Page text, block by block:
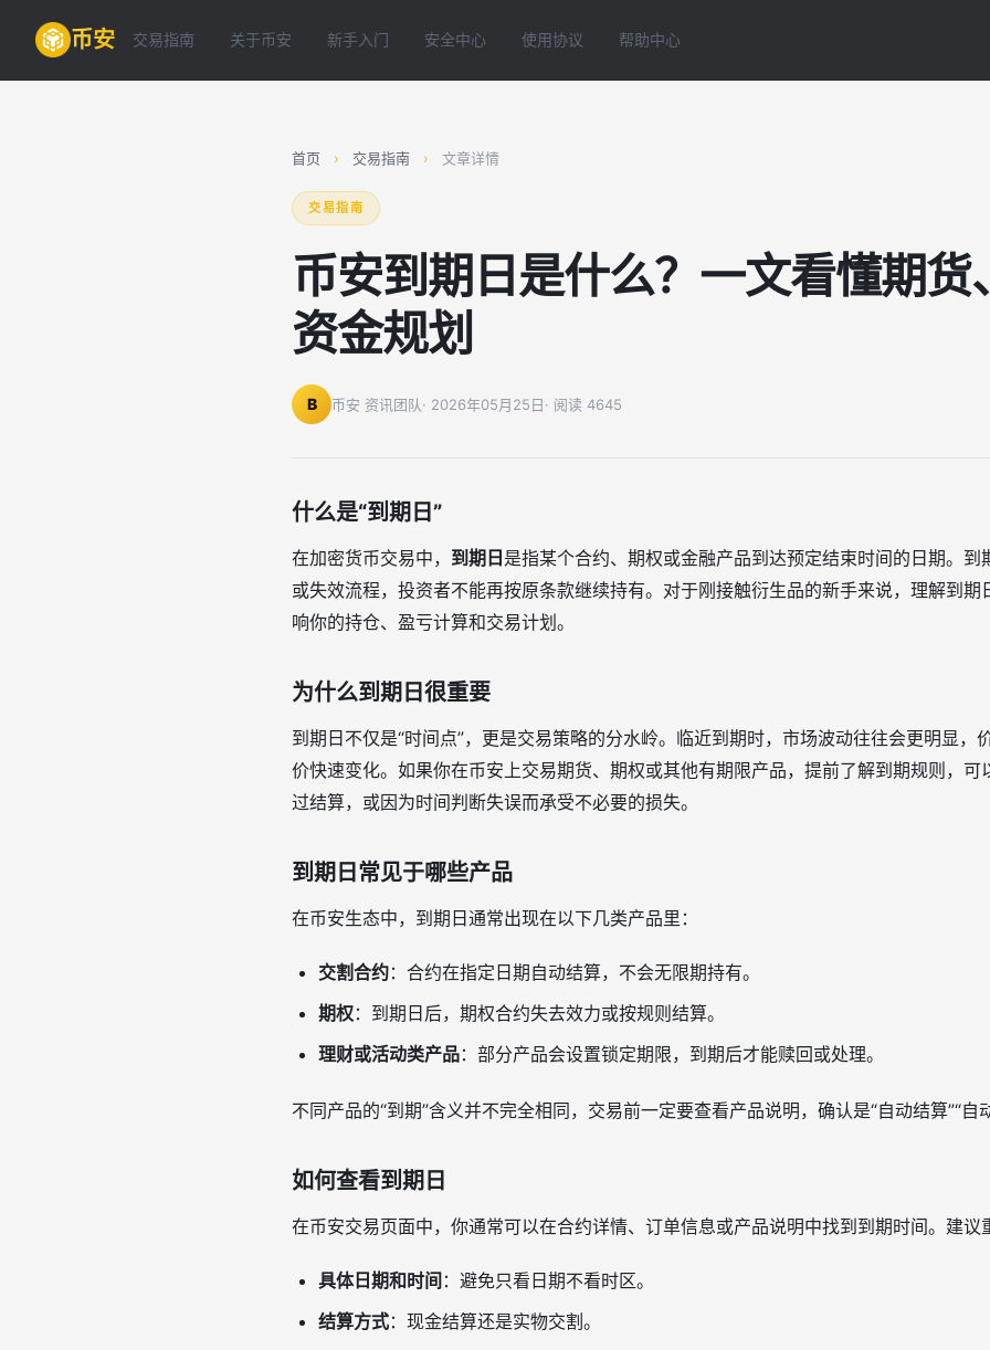
币安 交易指南 关于币安 新手入门 安全中心 使用协议 帮助中心
首页 › 交易指南 › 文章详情
交易指南
币安到期日是什么？一文看懂期货
资金规划
B 币安 资讯团队· 2026年05月25日· 阅读 4645
什么是“到期日”
在加密货币交易中， 到期日 是指某个合约、期权或金融产品到达预定结束时间的日期。
或失效流程，投资者不能再按原条款继续持有。对于刚接触衍生品的新手来说，理解到
响你的持仓、盈亏计算和交易计划。
为什么到期日很重要
到期日不仅是“时间点”，更是交易策略的分水岭。临近到期时，市场波动往往会更明显，
价快速变化。如果你在币安上交易期货、期权或其他有期限产品，提前了解到期规则，可
过结算，或因为时间判断失误而承受不必要的损失。
到期日常见于哪些产品
在币安生态中，到期日通常出现在以下几类产品里：
交割合约：合约在指定日期自动结算，不会无限期持有。
期权：到期日后，期权合约失去效力或按规则结算。
理财或活动类产品：部分产品会设置锁定期限，到期后才能赎回或处理。
不同产品的“到期”含义并不完全相同，交易前一定要查看产品说明，确认是“自动结算”“自
如何查看到期日
在币安交易页面中，你通常可以在合约详情、订单信息或产品说明中找到到期时间。建议
具体日期和时间 ：避免只看日期不看时区。
结算方式：现金结算还是实物交割。